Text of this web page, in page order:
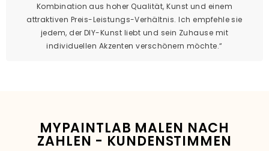
Kombination aus hoher Qualität, Kunst und einem
attraktiven Preis-Leistungs-Verhältnis. Ich empfehle sie
jedem, der DIY-Kunst liebt und sein Zuhause mit
individuellen Akzenten verschönern möchte.“
MYPAINTLAB MALEN NACH
ZAHLEN - KUNDENSTIMMEN